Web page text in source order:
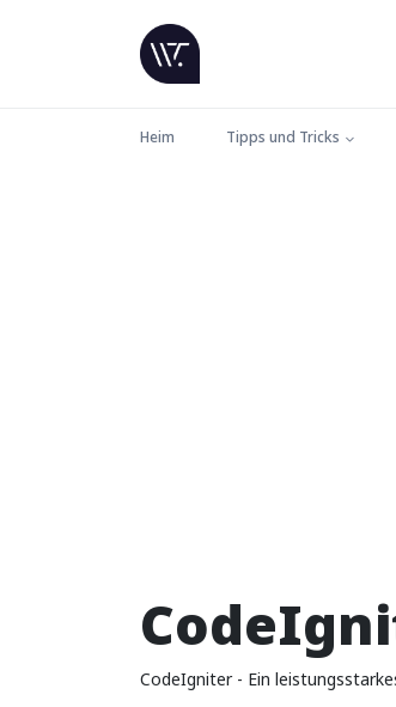
Heim Tipps und Tricks
CodeIgniter - Ein